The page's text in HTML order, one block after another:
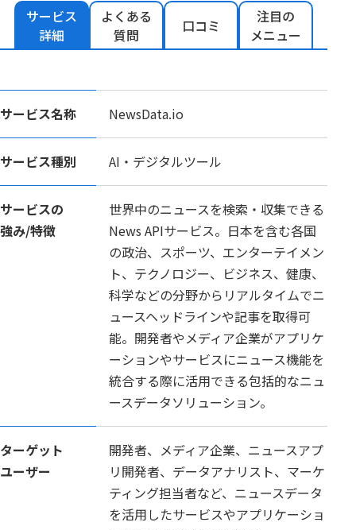
サービス
詳細
よくある
質問
口コミ
注目の
メニュー
サービス名称 NewsData.io
サービス種別 AI・デジタルツール
サービスの
強み/特徴
世界中のニュースを検索・収集できる
News APIサービス。日本を含む各国
の政治、スポーツ、エンターテイメン
ト、テクノロジー、ビジネス、健康、
科学などの分野からリアルタイムでニ
ュースヘッドラインや記事を取得可
能。開発者やメディア企業がアプリケ
ーションやサービスにニュース機能を
統合する際に活用できる包括的なニュ
ースデータソリューション。
ターゲット
ユーザー
開発者、メディア企業、ニュースアプ
リ開発者、データアナリスト、マーケ
ティング担当者など、ニュースデータ
を活用したサービスやアプリケーショ